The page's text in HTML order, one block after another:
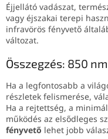
Éjjellátó vadászat,
vagy éjszakai terepi
infravörös fényvető
változat.
Összegzés: 850
Ha a legfontosabb a
részletek felismerése,
Ha a rejtettség, a
működés az elsődleges
fényvető lehet jobb